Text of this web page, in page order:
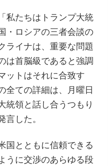
私たちはトランプ大統
・ロシアの三者会談の
ライナは、重要な問題
は首脳級であると強調
ットはそれに合致す
全ての詳細は、月曜日
統領と話し合うつもり
言した。
国とともに信頼できる
うに交渉のあらゆる段